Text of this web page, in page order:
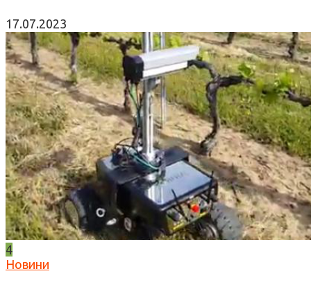
17.07.2023
4
Новини